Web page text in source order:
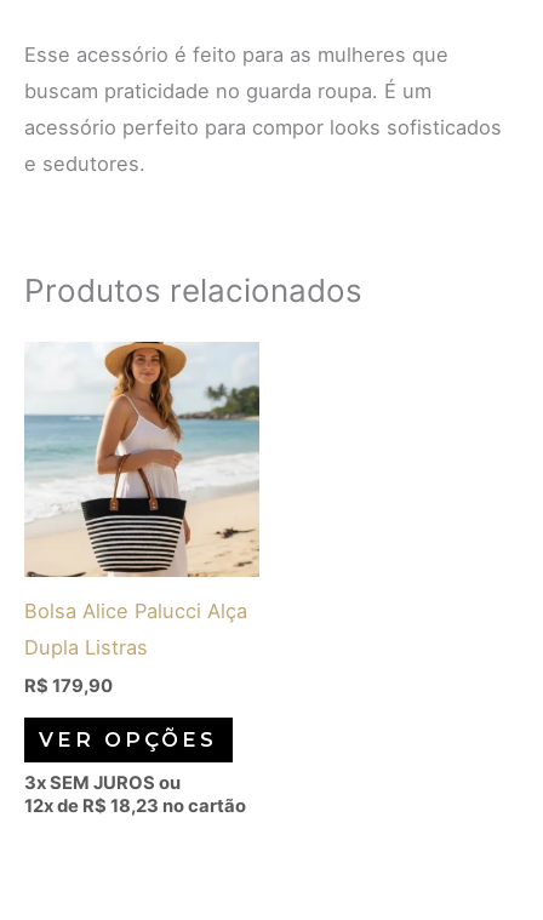
Esse acessório é feito para as mulheres que
buscam praticidade no guarda roupa. É um
acessório perfeito para compor looks sofisticados
e sedutores.
Produtos relacionados
Bolsa Alice Palucci Alça
Dupla Listras
R$ 179,90
VER OPÇÕES
produto
variantes.
As
opções
podem
na
página
do
3x SEM JUROS ou
12x de R$ 18,23 no cartão